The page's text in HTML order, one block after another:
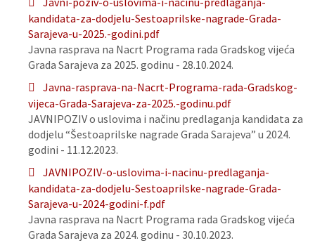
kandidata-za-dodjelu-Sestoaprilske-nagrade-Grada-
Sarajeva-u-2025.-godini.pdf
Javna rasprava na Nacrt Programa rada Gradskog vijeća
Grada Sarajeva za 2025. godinu - 28.10.2024.
Javna-rasprava-na-Nacrt-Programa-rada-Gradskog-
vijeca-Grada-Sarajeva-za-2025.-godinu.pdf
JAVNIPOZIV o uslovima i načinu predlaganja kandidata za
dodjelu “Šestoaprilske nagrade Grada Sarajeva” u 2024.
godini - 11.12.2023.
JAVNIPOZIV-o-uslovima-i-nacinu-predlaganja-
kandidata-za-dodjelu-Sestoaprilske-nagrade-Grada-
Sarajeva-u-2024-godini-f.pdf
Javna rasprava na Nacrt Programa rada Gradskog vijeća
Grada Sarajeva za 2024. godinu - 30.10.2023.